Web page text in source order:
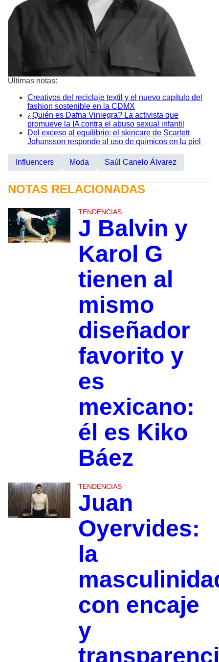
Últimas notas:
Creativos del reciclaje textil y el nuevo capítulo del
fashion sostenible en la CDMX
¿Quién es Dafna Viniegra? La activista que
promueve la IA contra el abuso sexual infantil
Del exceso al equilibrio: el skincare de Scarlett
Johansson responde al uso de químicos en la piel
Influencers Moda Saúl Canelo Álvarez
NOTAS RELACIONADAS
TENDENCIAS
J Balvin y
Karol G
tienen al
mismo
diseñador
favorito y
es
mexicano:
él es Kiko
Báez
TENDENCIAS
Juan
Oyervides:
la
con encaje
y